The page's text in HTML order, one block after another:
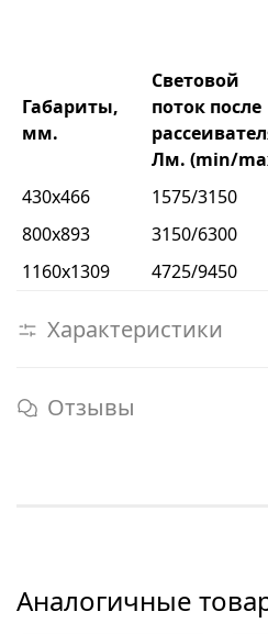
Габариты,
мм.
Световой
поток после
Лм. (min/
430х466 1575/3150
800х893
3150/6300
1160х1309
4725/9450
Характеристики
Отзывы
Аналогичные